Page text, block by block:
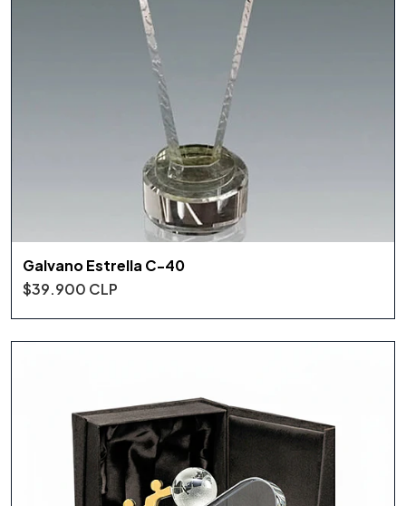
Galvano Estrella C-40
$39.900 CLP